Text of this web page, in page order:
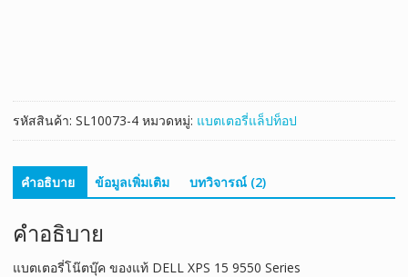
9550
Series
ชิ้น
รหัสสินค้า: SL10073-4 หมวดหมู่: แบตเตอรี่แล็ปท็อป
คำอธิบาย ข้อมูลเพิ่มเติม บทวิจารณ์ (2)
คำอธิบาย
แบตเตอรี่โน๊ตบุ๊ค ของแท้ DELL XPS 15 9550 Series